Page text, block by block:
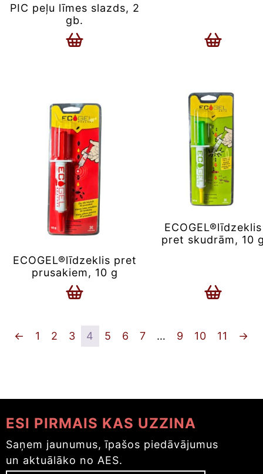
PIC peļu līmes slazds, 2
gb.
ECOGEL®līdzeklis pret
prusakiem, 10 g
ECOGEL®līdzeklis
pret skudrām, 10
← 1 2 3 4 5 6 7 … 9 10 11 →
ESI PIRMAIS KAS UZZINA
Saņem jaunumus, īpašos piedāvājumus
un aktuālāko no AES.